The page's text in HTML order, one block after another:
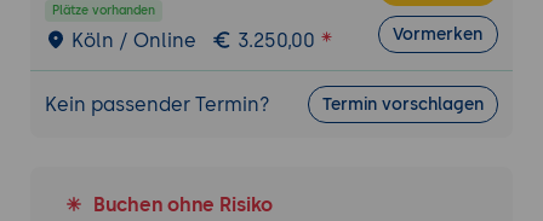
Verwaltung von Leistung und Kapazität
sowie Fehlerbehebung bei E-Mail-
Übermittlungsproblemen
Migration von Exchange-Online-Daten,
Methoden
Plätze vorhanden
Köln / Online 3.250,00 Vormerken
Kein passender Termin? Termin vorschlagen
Buchen ohne Risiko